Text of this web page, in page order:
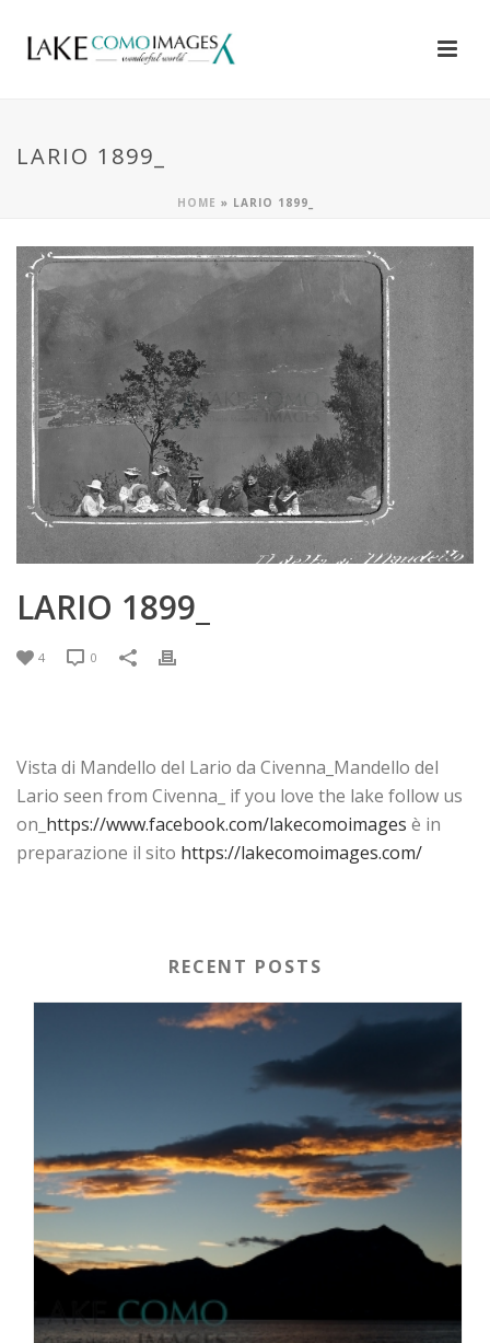
LARIO 1899_
HOME » LARIO 1899_
LARIO 1899_
4 0
Vista di Mandello del Lario da Civenna_Mandello del
Lario seen from Civenna_ if you love the lake follow us
on_ https://www.facebook.com/lakecomoimages è in
preparazione il sito https://lakecomoimages.com/
RECENT POSTS